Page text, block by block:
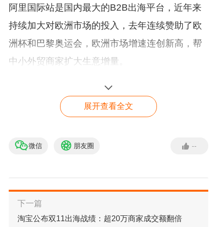
阿里国际站是国内最大的B2B出海平台，近年来
持续加大对欧洲市场的投入，去年连续赞助了欧
洲杯和巴黎奥运会，欧洲市场增速连创新高，帮
中小外贸商家扩大生意增量。
展开查看全文
微信 朋友圈 --
下一篇
淘宝公布双11出海战绩：超20万商家成交额翻倍